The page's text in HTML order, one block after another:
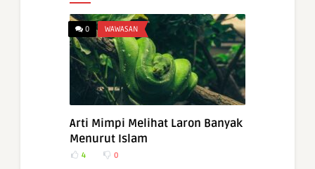
0 WAWASAN
Arti Mimpi Melihat Laron Banyak
Menurut Islam
4 0